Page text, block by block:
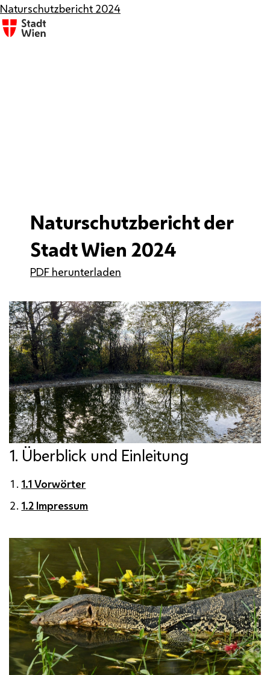
Naturschutzbericht 2024
Naturschutzbericht der
Stadt Wien 2024
PDF herunterladen
1. Überblick und Einleitung
1.1 Vorwörter
1.2 Impressum